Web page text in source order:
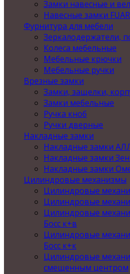
Замки навесные и
Навесные замки
Фурнитура для мебели
Зеркалодержатели,
Колеса мебельные
Мебельные крючки
Мебельные ручки
Врезные замки
Замки, защелки,
Замки мебельные
Ручка кноб
Ручки дверные
Накладные замки
Накладные замки
Накладные замки
Накладные замки
Цилиндровые механизмы
Цилиндровые
Цилиндровые
Цилиндровые
Босс к+в
Цилиндровые
Босс к+к
Цилиндровые
смещенным центром